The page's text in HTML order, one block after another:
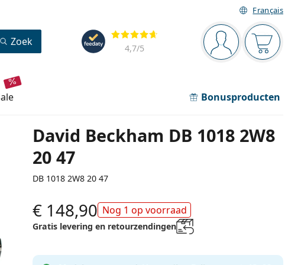
Français
Navigatie
Je bent ingelogd
Jouw
Beoordelingen
4,7/5
Zoek
sale Bonusproducten
David Beckham DB 1018 2W8
20 47
DB 1018 2W8 20 47
€ 148,90 Nog 1 op voorraad
Gratis levering en retourzendingen